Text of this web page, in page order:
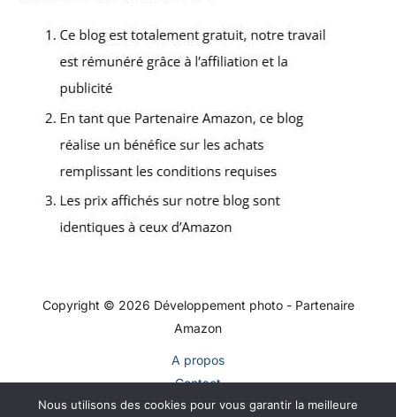
Copyright © 2026 Développement photo - Partenaire
Amazon
A propos
Contact
Plan du site
Nous utilisons des cookies pour vous garantir la meilleure